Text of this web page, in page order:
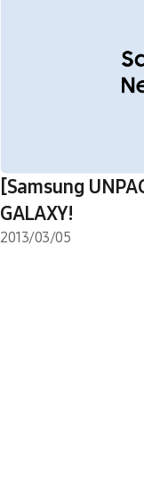
[Samsung
GALAXY!
2013/03/05